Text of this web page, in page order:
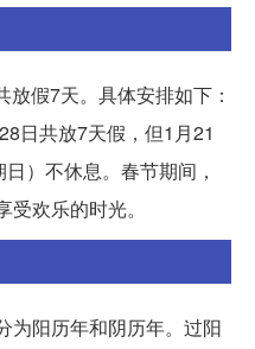
假7天。具体安排如下：
日共放7天假，但1月21
）不休息。春节期间，
欢乐的时光。
为阳历年和阴历年。过阳